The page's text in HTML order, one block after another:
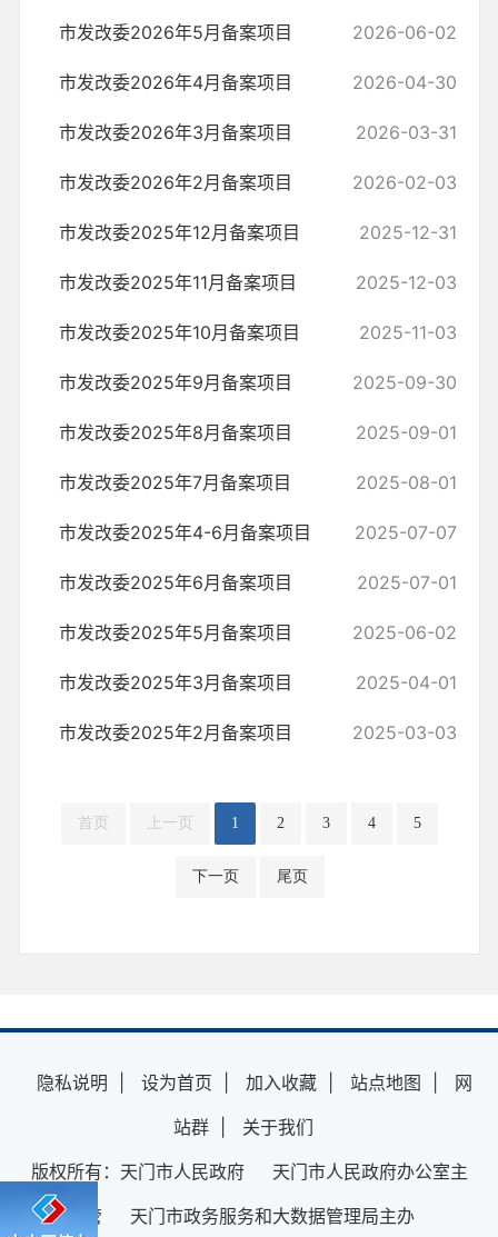
市发改委2026年5月备案项目 2026-06-02
市发改委2026年4月备案项目 2026-04-30
市发改委2026年3月备案项目 2026-03-31
市发改委2026年2月备案项目 2026-02-03
市发改委2025年12月备案项目 2025-12-31
市发改委2025年11月备案项目 2025-12-03
市发改委2025年10月备案项目 2025-11-03
市发改委2025年9月备案项目 2025-09-30
市发改委2025年8月备案项目 2025-09-01
市发改委2025年7月备案项目 2025-08-01
市发改委2025年4-6月备案项目 2025-07-07
市发改委2025年6月备案项目 2025-07-01
市发改委2025年5月备案项目 2025-06-02
市发改委2025年3月备案项目 2025-04-01
市发改委2025年2月备案项目 2025-03-03
首页 上一页 1 2 3 4 5
下一页 尾页
隐私说明 设为首页 加入收藏 站点地图
网
站群
关于我们
版权所有：天门市人民政府 天门市人民政府办公室主
管 天门市政务服务和大数据管理局主办